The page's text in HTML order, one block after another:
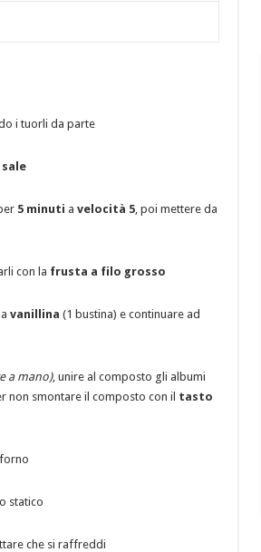
i tuorli da parte
sale
5 minuti a velocità 5, poi mettere da
con la frusta a filo grosso
vanillina (1 bustina) e continuare ad
a mano), unire al composto gli albumi
non smontare il composto con il tasto
statico
che si raffreddi